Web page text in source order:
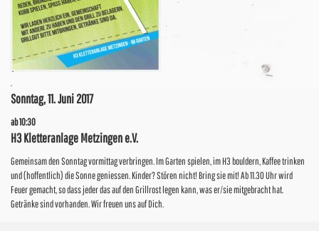
.
.
Sonntag, 11. Juni 2017
ab 10:30
H3 Kletteranlage Metzingen e.V.
Gemeinsam den Sonntag vormittag verbringen. Im Garten spielen, im H3 bouldern, Kaffee trinken
und (hoffentlich) die Sonne geniessen. Kinder? Stören nicht! Bring sie mit! Ab 11.30 Uhr wird
Feuer gemacht, so dass jeder das auf den Grillrost legen kann, was er/sie mitgebracht hat.
Getränke sind vorhanden. Wir freuen uns auf Dich.